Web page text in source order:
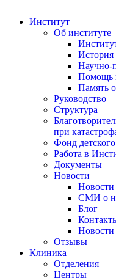
Институт
Об институте
История
Научно-
Помощь
Память
Руководство
Структура
при
Фонд
Работа в
Документы
Новости
СМИ о
Блог
Новости
Отзывы
Клиника
Отделения
Центры